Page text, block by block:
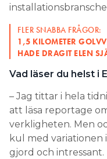
FLER SNABBA FRÅGOR:
1,5 KILOMETER
HADE DRAGIT ELEN
Vad läser du helst i
– Jag tittar i hela
att läsa reportage
verkligheten. Men
kul med variationen
gjord och intressant.